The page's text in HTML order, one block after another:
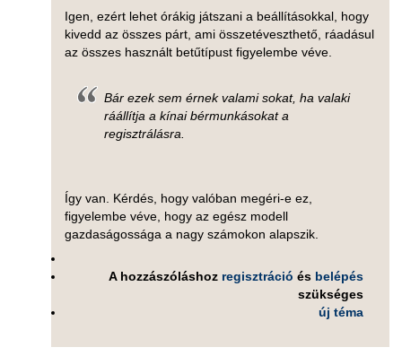
Igen, ezért lehet órákig játszani a beállításokkal, hogy
kivedd az összes párt, ami összetéveszthető, ráadásul
az összes használt betűtípust figyelembe véve.
Bár ezek sem érnek valami sokat, ha valaki
ráállítja a kínai bérmunkásokat a
regisztrálásra.
Így van. Kérdés, hogy valóban megéri-e ez,
figyelembe véve, hogy az egész modell
gazdaságossága a nagy számokon alapszik.
A hozzászóláshoz regisztráció és belépés
szükséges
új téma